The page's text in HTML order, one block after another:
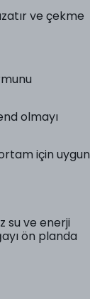
ve çekme
olmayı
için uygun
su ve enerji
ön planda